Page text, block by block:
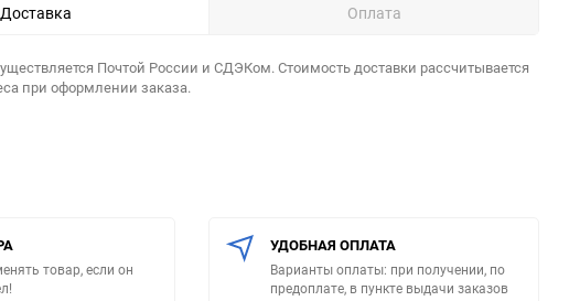
Доставка Оплата
Почтой России и СДЭКом. Стоимость доставки рассчитывается
при оформлении заказа.
товар, если он
УДОБНАЯ ОПЛАТА
Варианты оплаты: при получении, по
предоплате, в пункте выдачи заказов